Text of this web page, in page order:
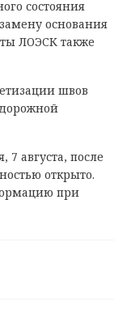
состояния
основания
ЛОЭСК также
швов
7 августа, после
открыто.
при